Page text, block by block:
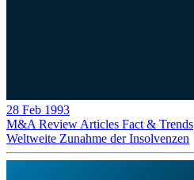
28 Feb 1993
M&A Review Articles Fact & Trends
Weltweite Zunahme der Insolvenzen